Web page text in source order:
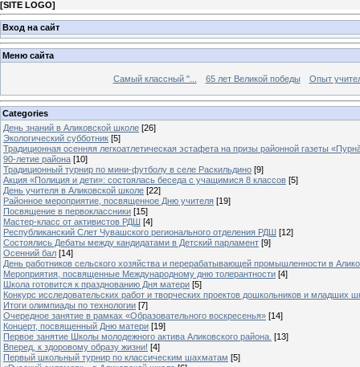
[SITE LOGO]
Вход на сайт
Меню сайта
Самый классный "... 65 лет Великой победы Опыт
Categories
День знаний в Аликовской школе [26]
Экологический субботник [5]
Традиционная осенняя легкоатлетическая эстафета на призы районной газеты
90-летие района [10]
Традиционный турнир по мини-футболу в селе Раскильдино [9]
Акция «Полиция и дети»: состоялась беседа с учащимися 8 классов [5]
День учителя в Аликовской школе [22]
Районное мероприятие, посвященное Дню учителя [19]
Посвящение в первоклассники [15]
Мастер-класс от активистов РДШ [4]
Республиканский Слет Чувашского регионального отделения РДШ [12]
Состоялись Дебаты между кандидатами в Детский парламент [9]
Осенний бал [14]
День работников сельского хозяйства и перерабатывающей промышленности в
Мероприятия, посвященные Международному дню толерантности [4]
Школа готовится к празднованию Дня матери [5]
Конкурс исследовательских работ и творческих проектов дошкольников и младших
Итоги олимпиады по технологии [7]
Очередное занятие в рамках «Образовательного воскресенья» [14]
Концерт, посвященный Дню матери [19]
Первое занятие Школы молодежного актива Аликовского района. [13]
Вперед, к здоровому образу жизни! [4]
Первый школьный турнир по классическим шахматам [5]